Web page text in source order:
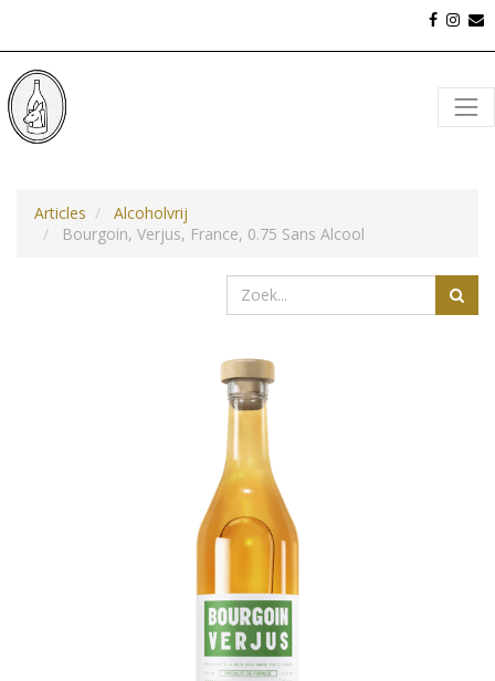
Articles
Alcoholvrij
Bourgoin, Verjus, France, 0.75 Sans Alcool